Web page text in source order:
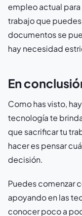
empleo actual para
trabajo que
documentos se
hay necesidad
En
Como has visto,
tecnología te
que sacrificar tu
hacer es pensar
decisión.
Puedes comenzar
apoyando en las
conocer poco a